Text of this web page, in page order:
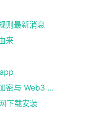
则最新消息
来
币安 在美国市场正式上线，开启加密与 Web3 创新的全新时代！
下载安装